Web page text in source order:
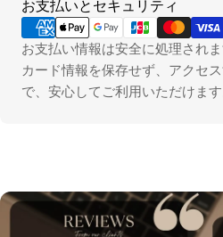
お支払いとセキュリティ
支
払
い
方
お支払い情報は安全に処理され
カード情報を保存せず、アクセ
で、安心してご利用いただけます